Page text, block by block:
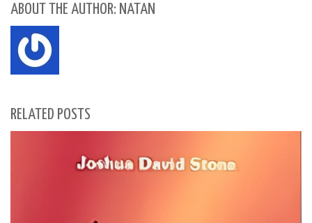
ABOUT THE AUTHOR: NATAN
RELATED POSTS